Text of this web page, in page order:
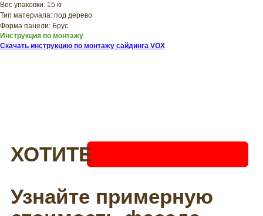
Вес упаковки: 15 кг
Тип материала: под дерево
Форма панели: Брус
Инструкция по монтажу
Скачать инструкцию по монтажу сайдинга VOX